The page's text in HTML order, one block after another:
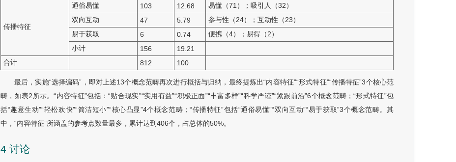
传播特征
通俗易懂 103 12.68
易懂（71）；吸引人（32）
双向互动
47 5.79
参与性（24）；互动性（23）
易于获取
6 0.74
便携（4）；易得（2）
小计
156
19.21
合计
812 100
最后，实施“选择编码”，即对上述13个概念范畴再次进行概括与归纳，最终提炼出“内容特征”“形式特征”“传播特征”3个核心范
畴，如表2所示。“内容特征”包括：“贴合现实”“实用有益”“积极正面”“丰富多样”“科学严谨”“紧跟前沿”6个概念范畴；“形式特征”包
括“趣意生动”“轻松欢快”“简洁短小”“核心凸显”4个概念范畴；“传播特征”包括“通俗易懂”“双向互动”“易于获取”3个概念范畴。其
中，“内容特征”所涵盖的参考点数量最多，累计达到406个，占总体的50%。
4 讨论